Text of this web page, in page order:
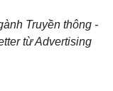
Truyền thông -
từ Advertising